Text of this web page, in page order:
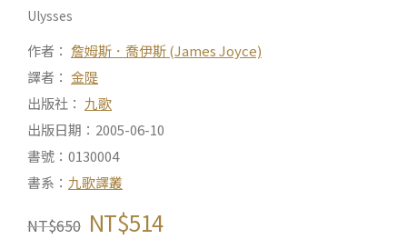
Ulysses
作者： 詹姆斯．喬伊斯 (James Joyce)
譯者： 金隄
出版社： 九歌
出版日期：2005-06-10
書號：0130004
書系： 九歌譯叢
NT$650 NT$514